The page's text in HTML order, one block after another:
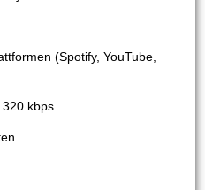
(Spotify, YouTube,
kbps